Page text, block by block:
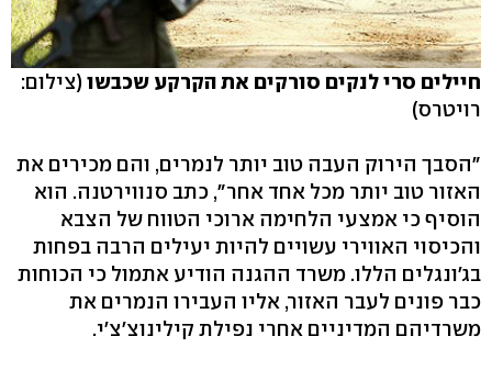
חיילים סרי לנקים סורקים את הקרקע שכבשו (צילום:
רויטרס)
"הסבך הירוק העבה טוב יותר לנמרים, והם מכירים את
האזור טוב יותר מכל אחד אחר", כתב סנווירטנה. הוא
הוסיף כי אמצעי הלחימה ארוכי הטווח של הצבא
והכיסוי האווירי עשויים להיות יעילים הרבה בפחות
בג'ונגלים הללו. משרד ההגנה הודיע אתמול כי הכוחות
כבר פונים לעבר האזור, אליו העבירו הנמרים את
משרדיהם המדיניים אחרי נפילת קילינוצ'צ'י.